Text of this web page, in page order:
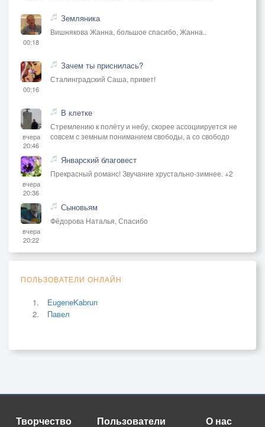
00:18
Земляника
Вишнякова Жанна, большое спасибо, Жанна..
00:16
Зачем ты приснилась?
Сталинградский Саша, привет!
вчера
20:46
В клетке
Стремлению к полёту и небу, скорее ассоциируется не
совсем с земным пониманием свободы, а со свободо
вчера
20:36
Январский благовест
Прекрасный романс! Звучание хрустально-зимнее. +2
вчера
20:22
Сыновьям
Фёдорова Наталья, Спасибо
ПОЛЬЗОВАТЕЛИ ОНЛАЙН
EugeneKabrun
Павел
Творчество Пользователи О нас